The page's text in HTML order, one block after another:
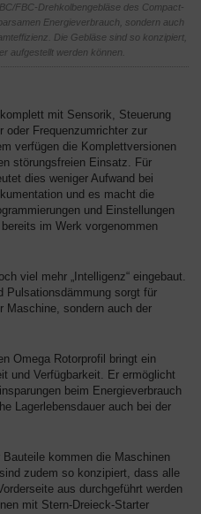
FBC-Drehkolbengebläse des Compact-
Energieverbrauch, sondern auch
Die Gebläse sind so konzipiert,
aufgestellt werden können.
mit Sensorik, Steuerung
oder Frequenzumrichter zur
verfügen die Komplettversionen
störungsfreien Einsatz. Für
dies weniger Aufwand bei
und es macht die
und Einstellungen
im Werk vorgenommen
viel mehr „Intelligenz“ eingebaut.
Pulsationsdämmung sorgt für
Maschine, sondern auch der
Omega Rotorprofil bringt ein
und Verfügbarkeit. Er ermöglicht
beim Energieverbrauch
Lagerlebensdauer auch bei der
Bauteile kommen die Maschinen
zudem so konzipiert, dass alle
aus durchgeführt werden
mit Stern-Dreieck-Starter